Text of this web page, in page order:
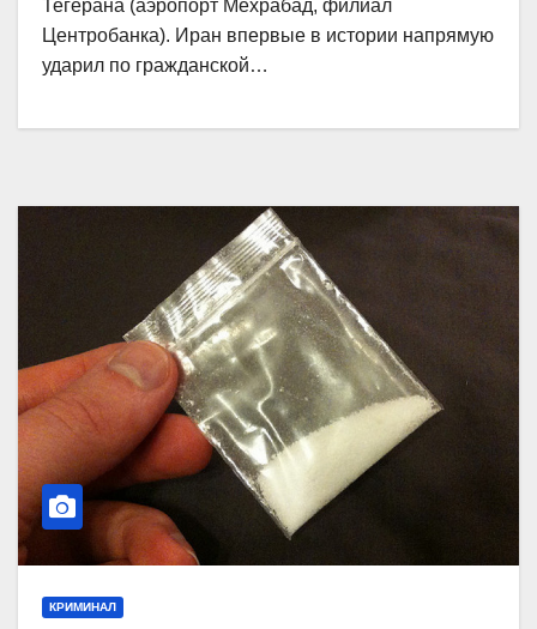
Тегерана (аэропорт Мехрабад, филиал
Центробанка). Иран впервые в истории напрямую
ударил по гражданской…
КРИМИНАЛ